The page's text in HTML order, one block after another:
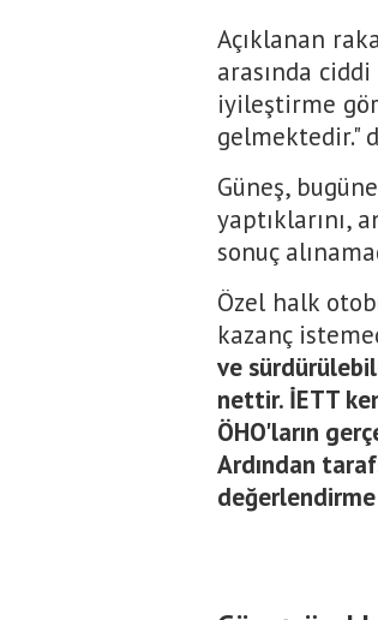
Açıklanan
arasında
iyileştirme
gelmektedir."
Güneş,
yaptıklarını,
sonuç
Özel halk
kazanç
ve
nettir. İETT
ÖHO'ların
Ardından